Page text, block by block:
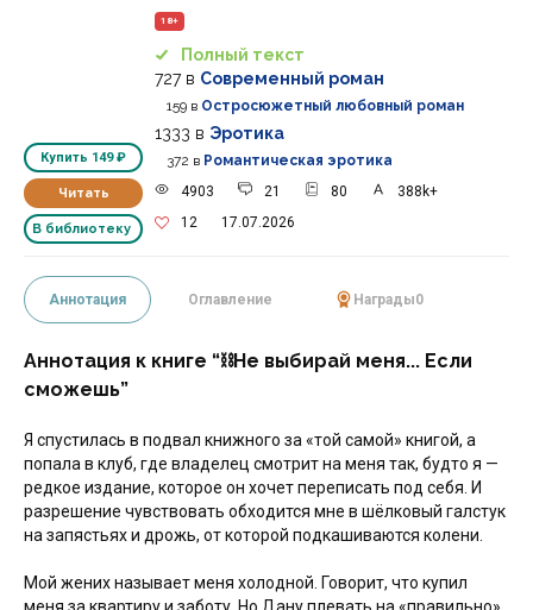
Купить 149 ₽
Читать
В библиотеку
18+
Полный текст
727 в Современный роман
159 в Остросюжетный любовный роман
1333 в Эротика
372 в Романтическая эротика
4903
21 80
388k+
12
17.07.2026
Аннотация Оглавление Награды0
Аннотация к книге “⛓Не выбирай меня... Если
сможешь”
Я спустилась в подвал книжного за «той самой» книгой, а
попала в клуб, где владелец смотрит на меня так, будто я —
редкое издание, которое он хочет переписать под себя. И
разрешение чувствовать обходится мне в шёлковый галстук
на запястьях и дрожь, от которой подкашиваются колени.
Мой жених называет меня холодной. Говорит, что купил